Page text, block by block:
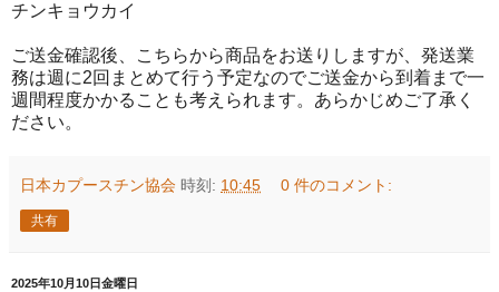
チンキョウカイ
ご送金確認後、こちらから商品をお送りしますが、発送業
務は週に2回まとめて行う予定なのでご送金から到着まで一
週間程度かかることも考えられます。あらかじめご了承く
ださい。
日本カプースチン協会 時刻: 10:45 0 件のコメント:
共有
2025年10月10日金曜日